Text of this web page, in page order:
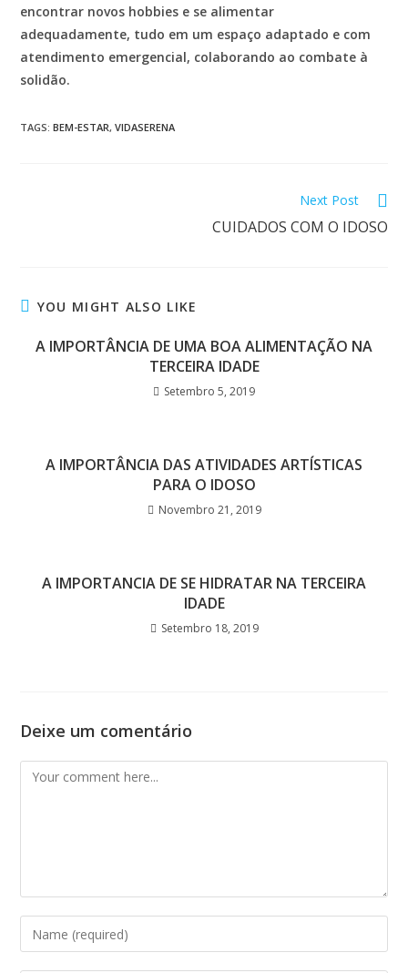
encontrar novos hobbies e se alimentar
adequadamente, tudo em um espaço adaptado e com
atendimento emergencial, colaborando ao combate à
solidão.
TAGS:BEM-ESTAR, VIDASERENA
Next Post
CUIDADOS COM O IDOSO
YOU MIGHT ALSO LIKE
A IMPORTÂNCIA DE UMA BOA ALIMENTAÇÃO NA
TERCEIRA IDADE
Setembro 5, 2019
A IMPORTÂNCIA DAS ATIVIDADES ARTÍSTICAS
PARA O IDOSO
Novembro 21, 2019
A IMPORTANCIA DE SE HIDRATAR NA TERCEIRA
IDADE
Setembro 18, 2019
Deixe um comentário